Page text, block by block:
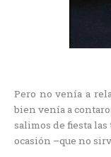
Pero no venía a
bien venía a
salimos de fiesta
ocasión –que no